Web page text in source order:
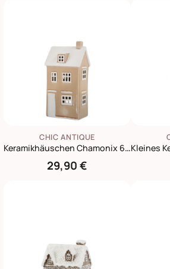
CHIC ANTIQUE
Keramikhäuschen Chamonix 6 für Teelicht
29,90 €